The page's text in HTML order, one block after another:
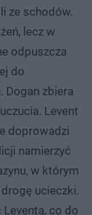
ze schodów.
lecz w
odpuszcza
do
Dogan zbiera
Levent
doprowadzi
namierzyć
w którym
ucieczki.
co do